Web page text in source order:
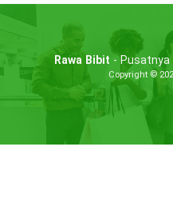
Rawa Bibit - Pusatnya
Copyright ©